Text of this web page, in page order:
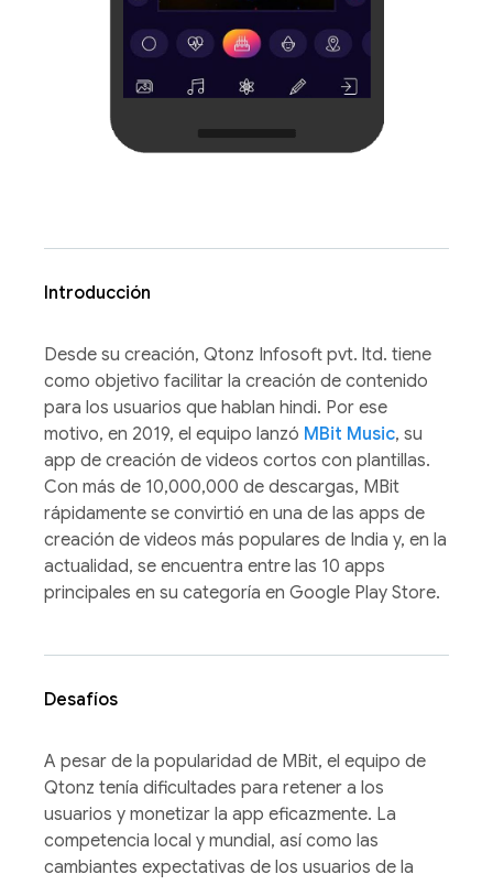
Introducción
Desde su creación, Qtonz Infosoft pvt. ltd. tiene
como objetivo facilitar la creación de contenido
para los usuarios que hablan hindi. Por ese
motivo, en 2019, el equipo lanzó MBit Music, su
app de creación de videos cortos con plantillas.
Con más de 10,000,000 de descargas, MBit
rápidamente se convirtió en una de las apps de
creación de videos más populares de India y, en la
actualidad, se encuentra entre las 10 apps
principales en su categoría en Google Play Store.
Desafíos
A pesar de la popularidad de MBit, el equipo de
Qtonz tenía dificultades para retener a los
usuarios y monetizar la app eficazmente. La
competencia local y mundial, así como las
cambiantes expectativas de los usuarios de la